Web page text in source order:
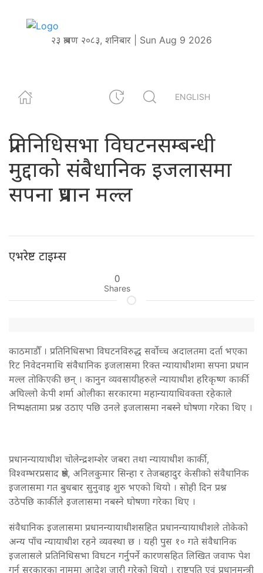
२३ श्रावण २०८३, शनिबार | Sun Aug 9 2026
ENGLISH
प्रतिनिधिसभा विघटनसम्बन्धी
मुद्दाको संबैधानिक इजलासमा
सपना प्रधान मल्ल
एभरेष्ट टाइम्स
0
Shares
काठमाडौँ । प्रतिनिधिसभा विघटनविरुद्ध सर्वोच्च अदालतमा दर्ता भएका
रिट निवेदनमाथि संवैधानिक इजलासमा रिक्त न्यायाधीशमा सपना प्रधान
मल्ल तोकिएकी छन् । कानुन व्यवसायीहरुले न्यायाधीश हरिकृष्ण कार्की
अघिल्लो केपी शर्मा ओलीका सरकारमा महान्यायाधिवक्ता रहेकाले
निष्पक्षतामा प्रश्न उठाए पछि उनले इजलासमा नबस्ने घोषणा गरेका थिए ।
प्रधानन्यायाधीश चोलेन्द्रशम्शेर जबरा तथा न्यायाधीश कार्की,
विश्वम्भरप्रसाद श्रेष्ठ, अनिलकुमार सिन्हा र तेजबहादुर केसीको संवैधानिक
इजलासमा गत बुधबार सुनुवाइ शुरु भएको थियो । सोही दिन प्रश्न
उठेपछि कार्कीले इजलासमा नबस्ने घोषणा गरेका थिए ।
संवैधानिक इजलासमा प्रधानन्यायाधीशसहित प्रधानन्यायाधीशले तोकेको
अन्य पाँच न्यायाधीश रहने व्यवस्था छ । यही पुस १० गते संवैधानिक
इजलासले प्रतिनिधिसभा विघटन गर्नुपर्ने कारणसहित लिखित जवाफ पेश
गर्न सरकारका नाममा आदेश जारी गरेको थियो । राष्ट्रपति एवं प्रधानमन्त्री